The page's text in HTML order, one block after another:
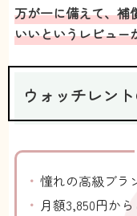
よほどのことがな
がきて、メメール
れてくるのを待つ
【利用のしやすさ
も利用しやすいサ
ブランドの時計な
た場合は弁償額が
ハーバー
万が一に備えて、補
いいというレビュー
ウォッチレン
憧れの高級ブラ
月額3,850円か